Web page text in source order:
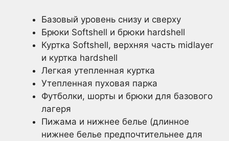
Базовый уровень снизу и сверху
Брюки Softshell и брюки hardshell
Куртка Softshell, верхняя часть midlayer
и куртка hardshell
Легкая утепленная куртка
Утепленная пуховая парка
Футболки, шорты и брюки для базового
лагеря
Пижама и нижнее белье (длинное
нижнее белье предпочтительнее для